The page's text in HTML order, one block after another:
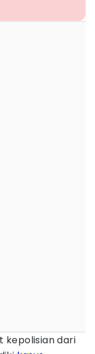
kepolisian dari